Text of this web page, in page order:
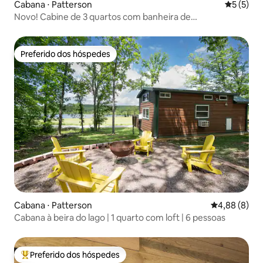
Cabana ⋅ Patterson 5 de
5 (5)
Novo! Cabine de 3 quartos com banheira de
Preferido dos hóspedes
Preferido dos hóspedes
Cabana ⋅ Patterson 4,88 de uma
4,88 (8)
Cabana à beira do lago | 1 quarto com loft | 6 pessoas
Entre os melhores preferidos dos hóspedes
Preferido dos hóspedes